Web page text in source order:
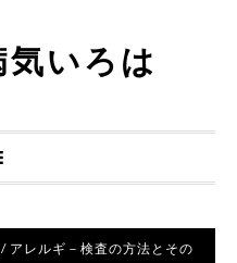
いろは
/ アレルギ－検査の方法とその